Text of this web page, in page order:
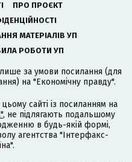
ПРО ПРОЄКТ
МАТЕРІАЛІВ УП
РОБОТИ УП
за умови посилання (для
на "Економічну правду".
сайті із посиланням на
, не підлягають подальшому
в будь-якій формі,
агентства "Інтерфакс-